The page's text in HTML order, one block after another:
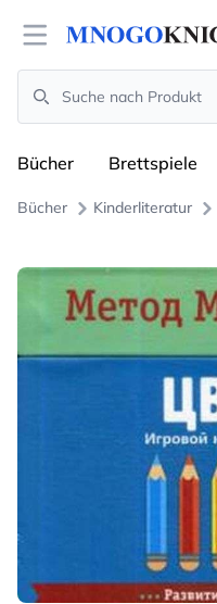
Open menu
Search
Bücher Brettspiele
Bücher Kinderliteratur